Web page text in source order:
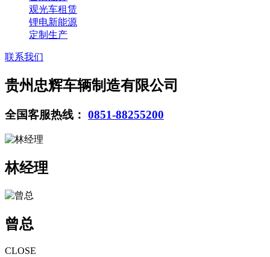
观光车租赁
锂电新能源
定制生产
联系我们
贵州忠辉车辆制造有限公司
全国客服热线： 0851-88255200
林经理
曾总
CLOSE